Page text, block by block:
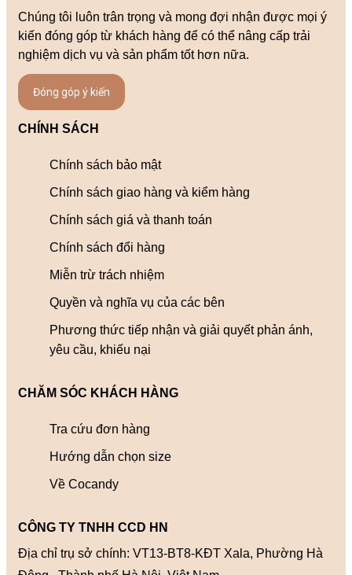
Chúng tôi luôn trân trọng và mong đợi nhận được mọi ý
kiến đóng góp từ khách hàng để có thể nâng cấp trải
nghiệm dịch vụ và sản phẩm tốt hơn nữa.
Đóng góp ý kiến
CHÍNH SÁCH
Chính sách bảo mật
Chính sách giao hàng và kiểm hàng
Chính sách giá và thanh toán
Chính sách đổi hàng
Miễn trừ trách nhiệm
Quyền và nghĩa vụ của các bên
Phương thức tiếp nhận và giải quyết phản ánh,
yêu cầu, khiếu nại
CÔNG TY TNHH CCD HN
Địa chỉ trụ sở chính: VT13-BT8-KĐT Xala, Phường Hà
CHĂM SÓC KHÁCH HÀNG
Tra cứu đơn hàng
Hướng dẫn chọn size
Về Cocandy